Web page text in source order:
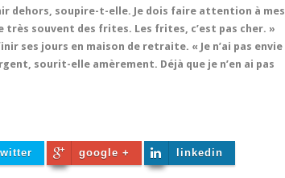
dehors, soupire-t-elle. Je dois faire attention à mes
très souvent des frites. Les frites, c’est pas cher. »
ses jours en maison de retraite. « Je n’ai pas envie
sourit-elle amèrement. Déjà que je n’en ai pas
google + linkedin